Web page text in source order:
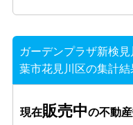
ガーデンプラザ新検
葉市花見川区の集計結
現在販売中の不動